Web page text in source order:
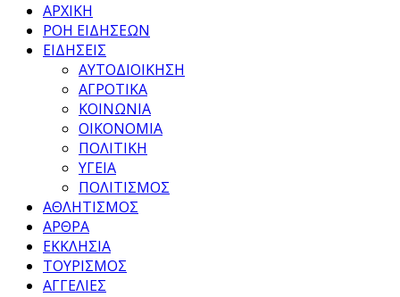
ΑΡΧΙΚΗ
ΡΟΗ ΕΙΔΗΣΕΩΝ
ΕΙΔΗΣΕΙΣ
ΑΥΤΟΔΙΟΙΚΗΣΗ
ΑΓΡΟΤΙΚΑ
ΚΟΙΝΩΝΙΑ
ΟΙΚΟΝΟΜΙΑ
ΠΟΛΙΤΙΚΗ
ΥΓΕΙΑ
ΠΟΛΙΤΙΣΜΟΣ
ΑΘΛΗΤΙΣΜΟΣ
ΑΡΘΡΑ
ΕΚΚΛΗΣΙΑ
ΤΟΥΡΙΣΜΟΣ
ΑΓΓΕΛΙΕΣ